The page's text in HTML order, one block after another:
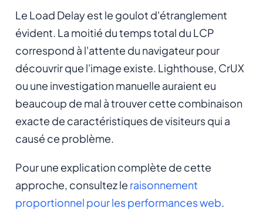
Le Load Delay est le goulot d'étranglement
évident. La moitié du temps total du LCP
correspond à l'attente du navigateur pour
découvrir que l'image existe. Lighthouse, CrUX
ou une investigation manuelle auraient eu
beaucoup de mal à trouver cette combinaison
exacte de caractéristiques de visiteurs qui a
causé ce problème.
Pour une explication complète de cette
approche, consultez le raisonnement
proportionnel pour les performances web.